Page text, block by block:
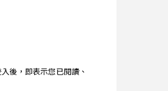
後，即表示您已閱讀、